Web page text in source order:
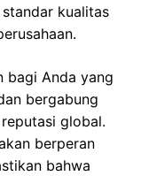
kualitas
bagi Anda yang
bergabung
global.
berperan
bahwa